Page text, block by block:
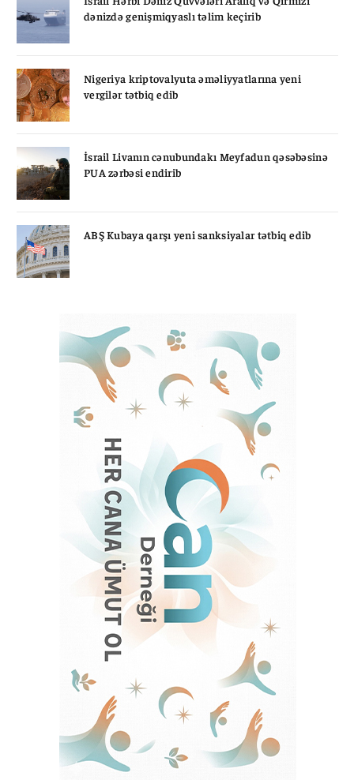
dənizdə genişmiqyaslı təlim keçirib
Nigeriya kriptovalyuta əməliyyatlarına yeni
vergilər tətbiq edib
İsrail Livanın cənubundakı Meyfadun qəsəbəsinə
PUA zərbəsi endirib
ABŞ Kubaya qarşı yeni sanksiyalar tətbiq edib